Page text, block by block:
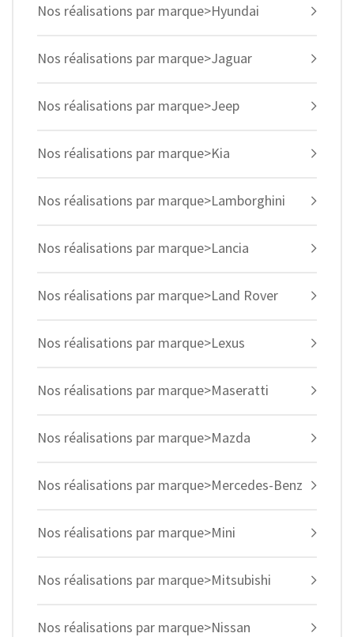
Nos réalisations par marque>Hyundai
Nos réalisations par marque>Jaguar
Nos réalisations par marque>Jeep
Nos réalisations par marque>Kia
Nos réalisations par marque>Lamborghini
Nos réalisations par marque>Lancia
Nos réalisations par marque>Land Rover
Nos réalisations par marque>Lexus
Nos réalisations par marque>Maseratti
Nos réalisations par marque>Mazda
Nos réalisations par marque>Mercedes-Benz
Nos réalisations par marque>Mini
Nos réalisations par marque>Mitsubishi
Nos réalisations par marque>Nissan